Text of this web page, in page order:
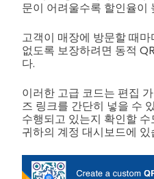
문이 어려울수록 할인율이
고객이 매장에 방문할 때
없도록 보장하려면 동적
다.
이러한 고급 코드는 편집
즈 링크를 간단히 넣을 수
수행되고 있는지 확인할 수
귀하의 계정 대시보드에 있